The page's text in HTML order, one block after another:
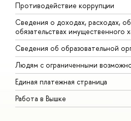
Противодействие коррупции
Сведения о доходах, расходах,
обязательствах имущественного
Сведения об образовательной
Людям с ограниченными
Единая платежная страница
Работа в Вышке